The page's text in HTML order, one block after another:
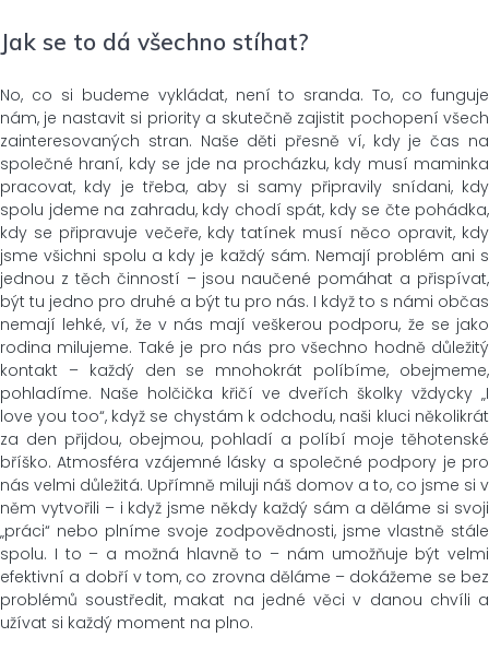
Jak se to dá všechno stíhat?
No, co si budeme vykládat, není to sranda. To, co funguje
nám, je nastavit si priority a skutečně zajistit pochopení všech
zainteresovaných stran. Naše děti přesně ví, kdy je čas na
společné hraní, kdy se jde na procházku, kdy musí maminka
pracovat, kdy je třeba, aby si samy připravily snídani, kdy
spolu jdeme na zahradu, kdy chodí spát, kdy se čte pohádka,
kdy se připravuje večeře, kdy tatínek musí něco opravit, kdy
jsme všichni spolu a kdy je každý sám. Nemají problém ani s
jednou z těch činností – jsou naučené pomáhat a přispívat,
být tu jedno pro druhé a být tu pro nás. I když to s námi občas
nemají lehké, ví, že v nás mají veškerou podporu, že se jako
rodina milujeme. Také je pro nás pro všechno hodně důležitý
kontakt – každý den se mnohokrát políbíme, obejmeme,
pohladíme. Naše holčička křičí ve dveřích školky vždycky „I
love you too“, když se chystám k odchodu, naši kluci několikrát
za den přijdou, obejmou, pohladí a políbí moje těhotenské
bříško. Atmosféra vzájemné lásky a společné podpory je pro
nás velmi důležitá. Upřímně miluji náš domov a to, co jsme si v
něm vytvořili – i když jsme někdy každý sám a děláme si svoji
„práci“ nebo plníme svoje zodpovědnosti, jsme vlastně stále
spolu. I to – a možná hlavně to – nám umožňuje být velmi
efektivní a dobří v tom, co zrovna děláme – dokážeme se bez
problémů soustředit, makat na jedné věci v danou chvíli a
užívat si každý moment na plno.